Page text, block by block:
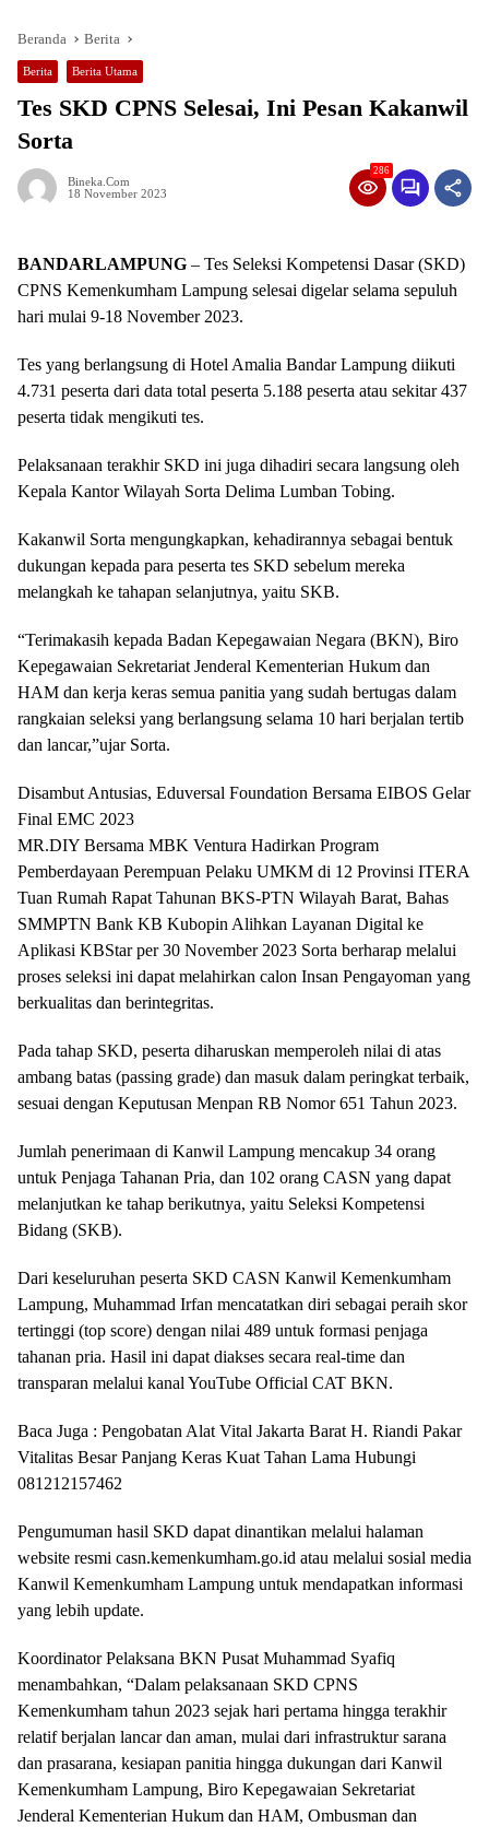
Beranda Berita
Berita Berita Utama
Tes SKD CPNS Selesai, Ini Pesan Kakanwil
Sorta
Bineka.com
18 November 2023
286
BANDARLAMPUNG – Tes Seleksi Kompetensi Dasar (SKD)
CPNS Kemenkumham Lampung selesai digelar selama sepuluh
hari mulai 9-18 November 2023.
Tes yang berlangsung di Hotel Amalia Bandar Lampung diikuti
4.731 peserta dari data total peserta 5.188 peserta atau sekitar 437
peserta tidak mengikuti tes.
Pelaksanaan terakhir SKD ini juga dihadiri secara langsung oleh
Kepala Kantor Wilayah Sorta Delima Lumban Tobing.
Kakanwil Sorta mengungkapkan, kehadirannya sebagai bentuk
dukungan kepada para peserta tes SKD sebelum mereka
melangkah ke tahapan selanjutnya, yaitu SKB.
“Terimakasih kepada Badan Kepegawaian Negara (BKN), Biro
Kepegawaian Sekretariat Jenderal Kementerian Hukum dan
HAM dan kerja keras semua panitia yang sudah bertugas dalam
rangkaian seleksi yang berlangsung selama 10 hari berjalan tertib
dan lancar,”ujar Sorta.
Disambut Antusias, Eduversal Foundation Bersama EIBOS Gelar
Final EMC 2023
MR.DIY Bersama MBK Ventura Hadirkan Program
Pemberdayaan Perempuan Pelaku UMKM di 12 Provinsi ITERA
Tuan Rumah Rapat Tahunan BKS-PTN Wilayah Barat, Bahas
SMMPTN Bank KB Kubopin Alihkan Layanan Digital ke
Aplikasi KBStar per 30 November 2023 Sorta berharap melalui
proses seleksi ini dapat melahirkan calon Insan Pengayoman yang
berkualitas dan berintegritas.
Pada tahap SKD, peserta diharuskan memperoleh nilai di atas
ambang batas (passing grade) dan masuk dalam peringkat terbaik,
sesuai dengan Keputusan Menpan RB Nomor 651 Tahun 2023.
Jumlah penerimaan di Kanwil Lampung mencakup 34 orang
untuk Penjaga Tahanan Pria, dan 102 orang CASN yang dapat
melanjutkan ke tahap berikutnya, yaitu Seleksi Kompetensi
Bidang (SKB).
Dari keseluruhan peserta SKD CASN Kanwil Kemenkumham
Lampung, Muhammad Irfan mencatatkan diri sebagai peraih skor
tertinggi (top score) dengan nilai 489 untuk formasi penjaga
tahanan pria. Hasil ini dapat diakses secara real-time dan
transparan melalui kanal YouTube Official CAT BKN.
Baca Juga : Pengobatan Alat Vital Jakarta Barat H. Riandi Pakar
Vitalitas Besar Panjang Keras Kuat Tahan Lama Hubungi
081212157462
Pengumuman hasil SKD dapat dinantikan melalui halaman
website resmi casn.kemenkumham.go.id atau melalui sosial media
Kanwil Kemenkumham Lampung untuk mendapatkan informasi
yang lebih update.
Koordinator Pelaksana BKN Pusat Muhammad Syafiq
menambahkan, “Dalam pelaksanaan SKD CPNS
Kemenkumham tahun 2023 sejak hari pertama hingga terakhir
relatif berjalan lancar dan aman, mulai dari infrastruktur sarana
dan prasarana, kesiapan panitia hingga dukungan dari Kanwil
Kemenkumham Lampung, Biro Kepegawaian Sekretariat
Jenderal Kementerian Hukum dan HAM, Ombusman dan